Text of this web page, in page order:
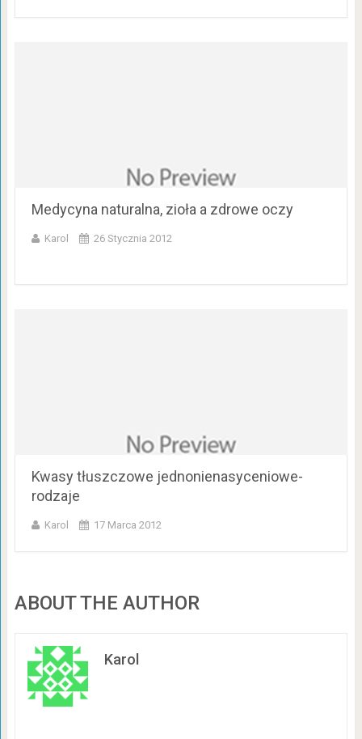
Medycyna naturalna, zioła a zdrowe oczy
Karol 26 Stycznia 2012
Kwasy tłuszczowe jednonienasyceniowe-
rodzaje
Karol 17 Marca 2012
ABOUT THE AUTHOR
Karol